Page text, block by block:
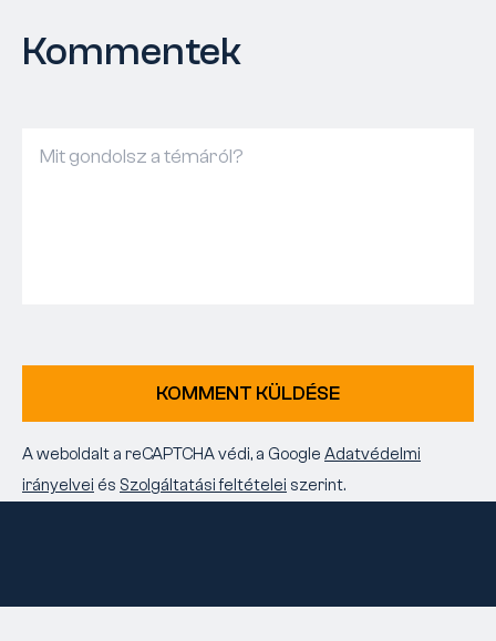
Kommentek
KOMMENT KÜLDÉSE
A weboldalt a reCAPTCHA védi, a Google Adatvédelmi
irányelvei és Szolgáltatási feltételei szerint.